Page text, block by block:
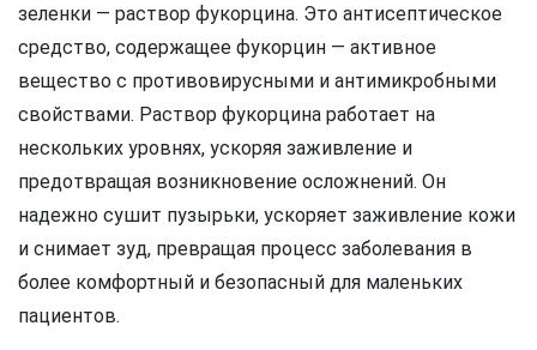
зеленки — раствор фукорцина. Это антисептическое
средство, содержащее фукорцин — активное
вещество с противовирусными и антимикробными
свойствами. Раствор фукорцина работает на
нескольких уровнях, ускоряя заживление и
предотвращая возникновение осложнений. Он
надежно сушит пузырьки, ускоряет заживление кожи
и снимает зуд, превращая процесс заболевания в
более комфортный и безопасный для маленьких
пациентов.